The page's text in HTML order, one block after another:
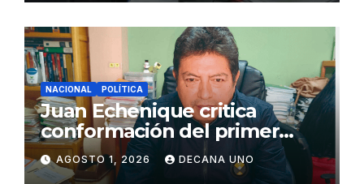
NACIONAL POLÍTICA
Juan Echenique critica
conformación del primer
gabinete ministerial de Keiko
Fujimori
AGOSTO 1, 2026 DECANA UNO